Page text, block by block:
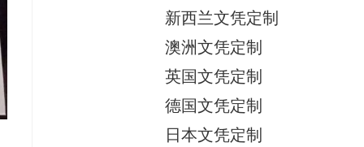
新西兰文凭定制
澳洲文凭定制
英国文凭定制
德国文凭定制
日本文凭定制